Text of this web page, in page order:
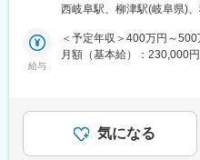
■当社の特徴：
・創業70年を迎える老舗の
者の育成や新規事業の開拓
・住宅産業研究所（TACT
して掲載された実績もあり
ます。
通常の住宅営業は受注後、
プトを決めますが、同社の
し、プランは設計部門、施
■業務の特徴：
・マーケティングに力を入
策：敷地内全面禁煙＜勤務
西岐阜駅、柳津駅(岐阜県)
給与
＜予定年収＞400万円～
月額（基本給）：230,000
与：年2回（6月、12月 計
給：年1回（4月）■モデル
500万円32歳（パチンコ店
気になる